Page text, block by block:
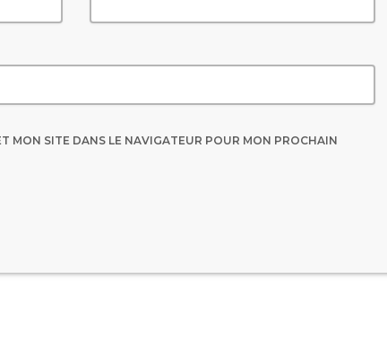
MON SITE DANS LE NAVIGATEUR POUR MON PROCHAIN